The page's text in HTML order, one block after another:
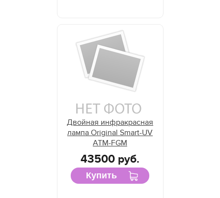
Двойная инфракрасная
лампа Original Smart-UV
ATM-FGM
43500 руб.
Купить